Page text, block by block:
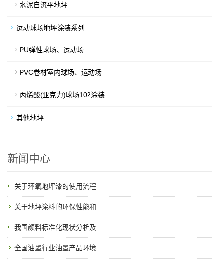
水泥自流平地坪
运动球场地坪涂装系列
PU弹性球场、运动场
PVC卷材室内球场、运动场
丙烯酸(亚克力)球场102涂装
其他地坪
新闻中心
关于环氧地坪漆的使用流程
关于地坪涂料的环保性能和
我国颜料标准化现状分析及
全国油墨行业油墨产品环境